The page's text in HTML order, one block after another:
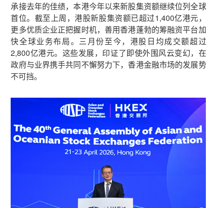
承接去年的佳绩，本港今年以来新股集资额继续位列全球
首位。截至上周，港股新股集资额已超过1,400亿港元，
更多优质企业正把握时机，善用香港蓬勃的筹融资平台加
快全球业务布局。三月份至今，港股日均成交额超过
2,800亿港元。这些发展，印证了即使外围风云变幻，在
政府与业界携手共同不懈努力下，香港金融市场的发展势
不可挡。